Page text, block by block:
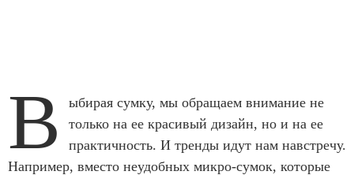
В
ыбирая сумку, мы обращаем внимание не
только на ее красивый дизайн, но и на ее
практичность. И тренды идут нам навстречу.
Например, вместо неудобных микро-сумок, которые